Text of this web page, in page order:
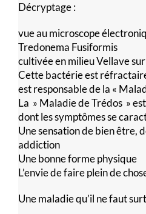
Décryptage :
vue au microscope
Tredonema Fusiformis
cultivée en milieu Vellave
Cette bactérie est
est responsable de la «
La » Maladie de Trédos »
dont les symptômes se
Une sensation de bien être,
addiction
Une bonne forme physique
L’envie de faire plein de
Une maladie qu’il ne faut